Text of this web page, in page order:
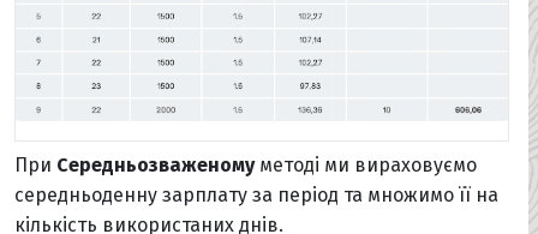
При Середньозваженомуметоді ми вираховуємо
середньоденну зарплату за період та множимо її на
кількість використаних днів.